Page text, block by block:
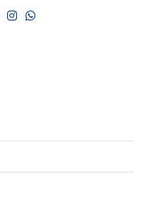
instagram
whatsapp